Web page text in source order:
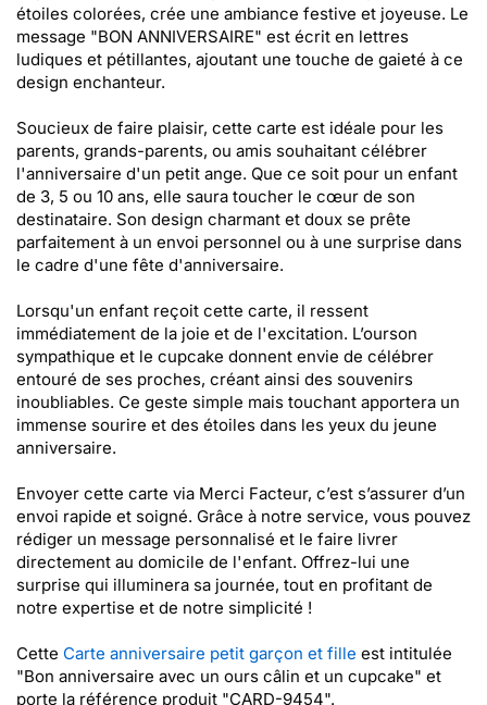
étoiles colorées, crée une ambiance festive et joyeuse. Le
message "BON ANNIVERSAIRE" est écrit en lettres
ludiques et pétillantes, ajoutant une touche de gaieté à ce
design enchanteur.
Soucieux de faire plaisir, cette carte est idéale pour les
parents, grands-parents, ou amis souhaitant célébrer
l'anniversaire d'un petit ange. Que ce soit pour un enfant
de 3, 5 ou 10 ans, elle saura toucher le cœur de son
destinataire. Son design charmant et doux se prête
parfaitement à un envoi personnel ou à une surprise dans
le cadre d'une fête d'anniversaire.
Lorsqu'un enfant reçoit cette carte, il ressent
immédiatement de la joie et de l'excitation. L’ourson
sympathique et le cupcake donnent envie de célébrer
entouré de ses proches, créant ainsi des souvenirs
inoubliables. Ce geste simple mais touchant apportera un
immense sourire et des étoiles dans les yeux du jeune
anniversaire.
Envoyer cette carte via Merci Facteur, c’est s’assurer d’un
envoi rapide et soigné. Grâce à notre service, vous pouvez
rédiger un message personnalisé et le faire livrer
directement au domicile de l'enfant. Offrez-lui une
surprise qui illuminera sa journée, tout en profitant de
notre expertise et de notre simplicité !
Cette Carte anniversaire petit garçon et fille est intitulée
"Bon anniversaire avec un ours câlin et un cupcake" et
porte la référence produit "CARD-9454".